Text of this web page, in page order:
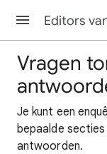
Vragen
Je kunt een
bepaalde secties
antwoorden.